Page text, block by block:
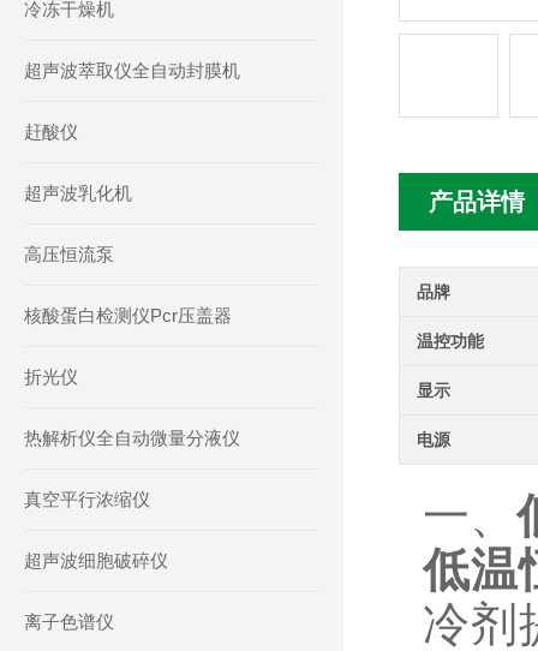
产品详情
品牌
温控功能
显示
电源
一、
低温
冷剂
冷冻干燥机
超声波萃取仪全自动封膜机
赶酸仪
超声波乳化机
高压恒流泵
核酸蛋白检测仪Pcr压盖器
折光仪
热解析仪全自动微量分液仪
真空平行浓缩仪
超声波细胞破碎仪
离子色谱仪